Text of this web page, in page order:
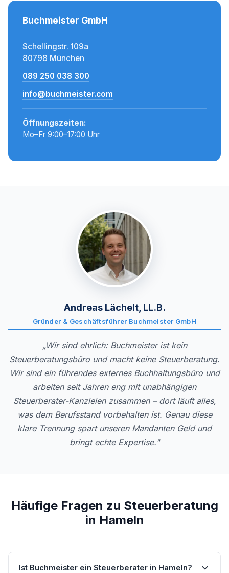
Buchmeister GmbH
Schellingstr. 109a
80798 München
089 250 038 300
info@buchmeister.com
Öffnungszeiten:
Mo–Fr 9:00–17:00 Uhr
Andreas Lächelt, LL.B.
Gründer & Geschäftsführer Buchmeister GmbH
„Wir sind ehrlich: Buchmeister ist kein
Steuerberatungsbüro und macht keine Steuerberatung.
Wir sind ein führendes externes Buchhaltungsbüro und
arbeiten seit Jahren eng mit unabhängigen
Steuerberater-Kanzleien zusammen – dort läuft alles,
was dem Berufsstand vorbehalten ist. Genau diese
klare Trennung spart unseren Mandanten Geld und
bringt echte Expertise."
Häufige Fragen zu Steuerberatung
in Hameln
Ist Buchmeister ein Steuerberater in Hameln?